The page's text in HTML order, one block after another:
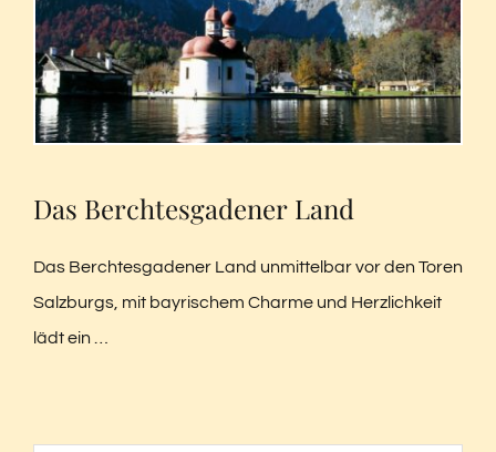
Das Berchtesgadener Land
Das Berchtesgadener Land unmittelbar vor den Toren
Salzburgs, mit bayrischem Charme und Herzlichkeit
lädt ein …